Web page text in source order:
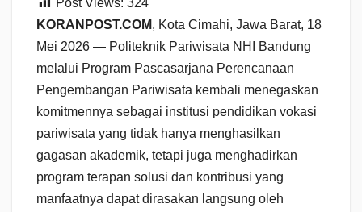
KORANPOST.COM, Kota Cimahi, Jawa Barat, 18
Mei 2026 — Politeknik Pariwisata NHI Bandung
melalui Program Pascasarjana Perencanaan
Pengembangan Pariwisata kembali menegaskan
komitmennya sebagai institusi pendidikan vokasi
pariwisata yang tidak hanya menghasilkan
gagasan akademik, tetapi juga menghadirkan
program terapan solusi dan kontribusi yang
manfaatnya dapat dirasakan langsung oleh